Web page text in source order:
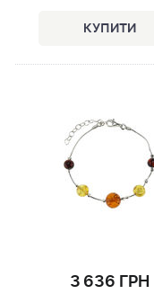
3 636 ГРН